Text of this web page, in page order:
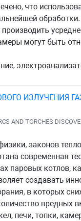
что
могут быть
ИЗЛУЧЕНИЯ
AND TORCHES
законов
современная
паровых котлов,
создавать
в которых
печи, топки,